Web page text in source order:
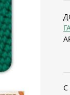
С